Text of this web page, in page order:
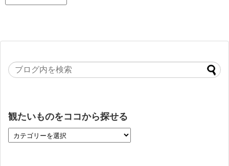
観たいものをココから探せる